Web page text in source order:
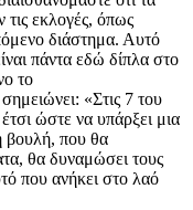
εκλογές, όπως
διάστημα. Αυτό
πάντα εδώ δίπλα στο
το
«Στις 7 του
ώστε να υπάρξει μια
βουλή, που θα
θα δυναμώσει τους
που ανήκει στο λαό